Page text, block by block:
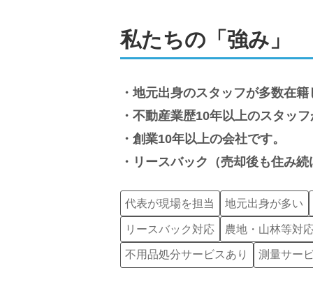
私たちの「強み」
地元出身のスタッフが多数在籍
不動産業歴10年以上のスタッ
創業10年以上の会社です。
リースバック（売却後も住み
代表が現場を担当 地元出身が多い
リースバック対応 農地・山林等対
不用品処分サービスあり 測量サー